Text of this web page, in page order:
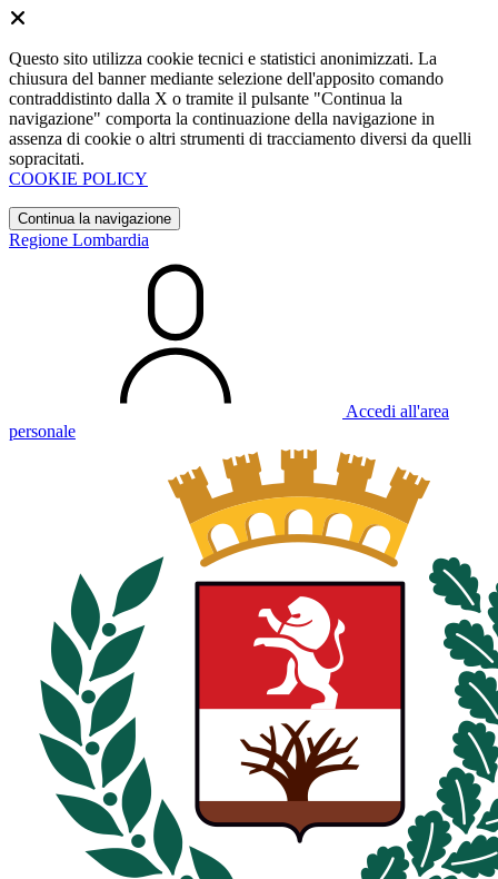
Questo sito utilizza cookie tecnici e statistici anonimizzati. La
chiusura del banner mediante selezione dell'apposito comando
contraddistinto dalla X o tramite il pulsante "Continua la
navigazione" comporta la continuazione della navigazione in
assenza di cookie o altri strumenti di tracciamento diversi da quelli
sopracitati.
COOKIE POLICY
Continua la navigazione
Regione Lombardia
Accedi all'area
personale